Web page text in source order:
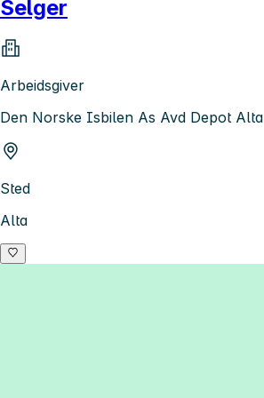
Selger
Arbeidsgiver
Den Norske Isbilen As Avd Depot Alta
Sted
Alta